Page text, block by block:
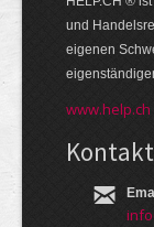
und
eige­nen
www.help.ch
Kontakt